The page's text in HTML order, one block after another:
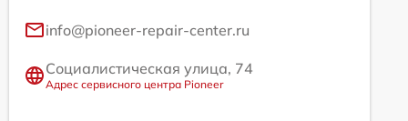
info@pioneer-repair-center.ru
Социалистическая улица, 74
Адрес сервисного центра Pioneer